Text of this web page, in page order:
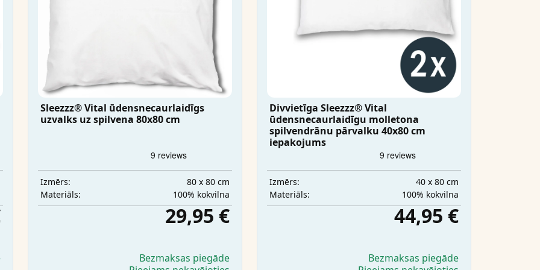
Sleezzz® Vital ūdensnecaurlaidīgs
uzvalks uz spilvena 80x80 cm
Izmērs:
80 x 80 cm
Materiāls:
100% kokvilna
29,95 €
Bezmaksas piegāde
Divvietīga Sleezzz® Vital
ūdensnecaurlaidīgu molletona
spilvendrānu pārvalku 40x80 cm
iepakojums
Izmērs:
40 x 80 cm
Materiāls:
100% kokvilna
44,95 €
Bezmaksas piegāde